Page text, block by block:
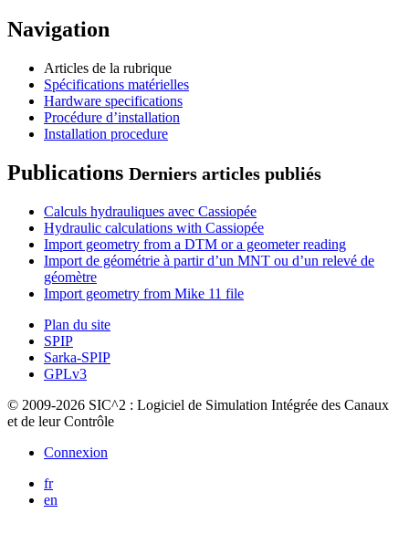
Navigation
Articles de la rubrique
Spécifications matérielles
Hardware specifications
Procédure d’installation
Installation procedure
Publications Derniers articles publiés
Calculs hydrauliques avec Cassiopée
Hydraulic calculations with Cassiopée
Import geometry from a DTM or a geometer reading
Import de géométrie à partir d’un MNT ou d’un relevé de
géomètre
Import geometry from Mike 11 file
Plan du site
SPIP
Sarka-SPIP
GPLv3
© 2009-2026 SIC^2 : Logiciel de Simulation Intégrée des Canaux
et de leur Contrôle
Connexion
fr
en